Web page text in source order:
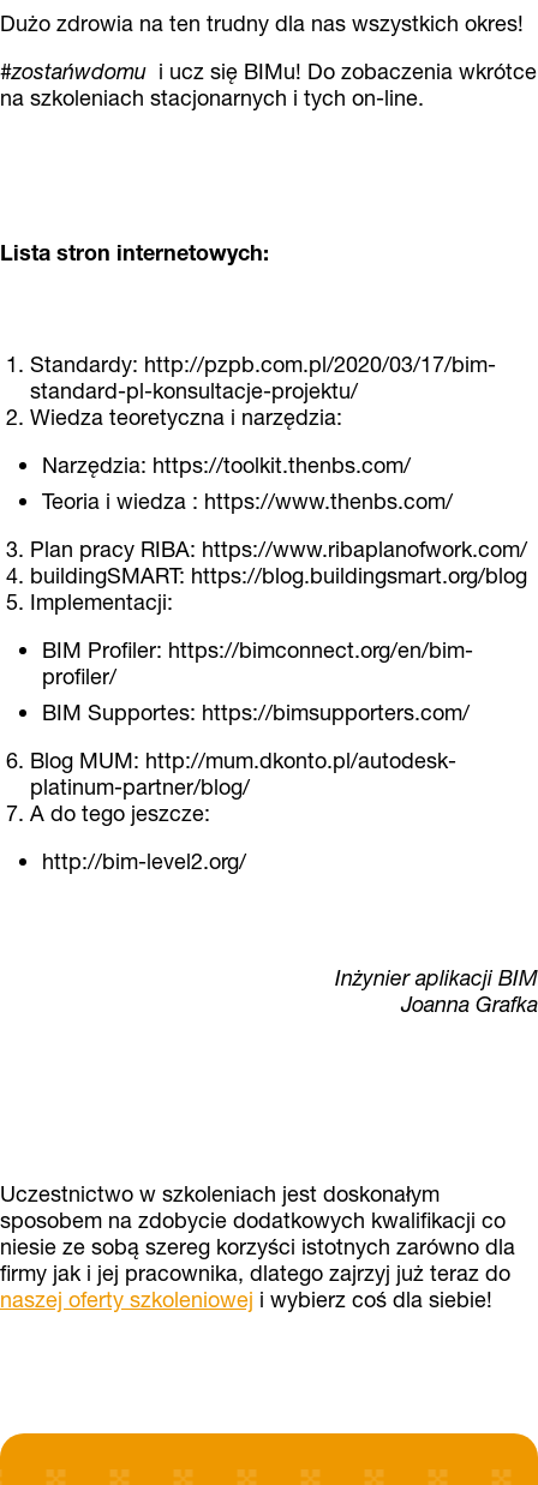
Dużo zdrowia na ten trudny dla nas wszystkich okres!
#zostańwdomu i ucz się BIMu! Do zobaczenia wkrótce
na szkoleniach stacjonarnych i tych on-line.
Lista stron internetowych:
Standardy: http://pzpb.com.pl/2020/03/17/bim-
standard-pl-konsultacje-projektu/
Wiedza teoretyczna i narzędzia:
Narzędzia: https://toolkit.thenbs.com/
Teoria i wiedza : https://www.thenbs.com/
Plan pracy RIBA: https://www.ribaplanofwork.com/
buildingSMART: https://blog.buildingsmart.org/blog
Implementacji:
BIM Profiler: https://bimconnect.org/en/bim-
profiler/
BIM Supportes: https://bimsupporters.com/
Blog MUM: http://mum.dkonto.pl/autodesk-
platinum-partner/blog/
A do tego jeszcze:
http://bim-level2.org/
Inżynier aplikacji BIM
Joanna Grafka
Uczestnictwo w szkoleniach jest doskonałym
sposobem na zdobycie dodatkowych kwalifikacji co
niesie ze sobą szereg korzyści istotnych zarówno dla
firmy jak i jej pracownika, dlatego zajrzyj już teraz do
naszej oferty szkoleniowej i wybierz coś dla siebie!